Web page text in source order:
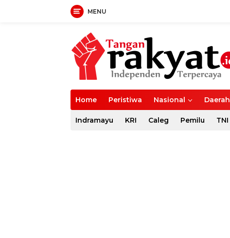
MENU
Home Peristiwa Nasional Daerah
Indramayu KRI Caleg Pemilu TNI